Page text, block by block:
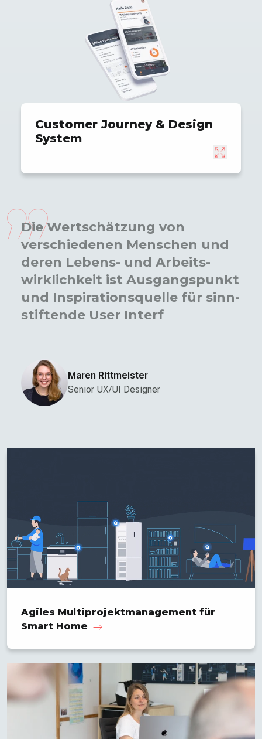
Customer Journey & Design
System
Die Wert­schätzung von
verschiedenen Menschen und
deren Lebens- und Arbeits­
wirklichkeit ist Ausgangs­punkt
und Inspirations­quelle für sinn­
stiftende User Interface
Maren Rittmeister
Senior UX/UI Designer
Agiles Multiprojekt­management für
Smart Home